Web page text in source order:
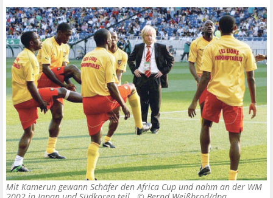
Mit Kamerun gewann Schäfer den Africa Cup und nahm an der WM